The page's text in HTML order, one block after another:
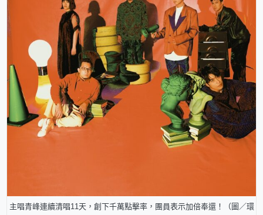
主唱青峰連續清唱11天，創下千萬點擊率，團員表示加倍奉還！（圖／環